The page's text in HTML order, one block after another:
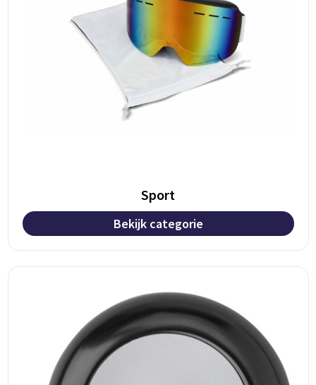
Sport
Bekijk categorie